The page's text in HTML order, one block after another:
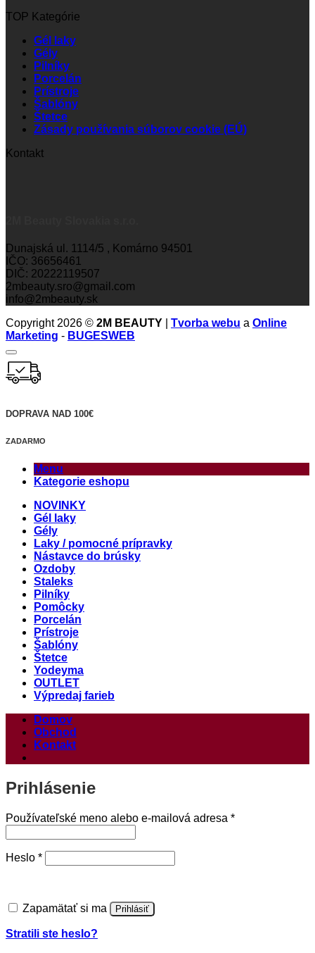
TOP Kategórie
Gél laky
Gély
Pilníky
Porcelán
Prístroje
Šablóny
Štetce
Zásady používania súborov cookie (EÚ)
Kontakt
Dunajská ul. 1114/5 , Komárno 94501
IČO: 36656461
DIČ: 20222119507
2mbeauty.sro@gmail.com
info@2mbeauty.sk
Copyright 2026 © 2M BEAUTY Tvorba webu a Online
Marketing - BUGESWEB
DOPRAVA NAD 100€
ZADARMO
Menu
Kategorie eshopu
NOVINKY
Gél laky
Gély
Laky / pomocné prípravky
Nástavce do brúsky
Ozdoby
Staleks
Pilníky
Pomôcky
Porcelán
Prístroje
Šablóny
Štetce
Yodeyma
OUTLET
Výpredaj farieb
Domov
Obchod
Kontakt
Prihlásenie
Používateľské meno alebo e-mailová adresa *Povinné
Heslo *Povinné
Zapamätať si ma Prihlásiť
Stratili ste heslo?